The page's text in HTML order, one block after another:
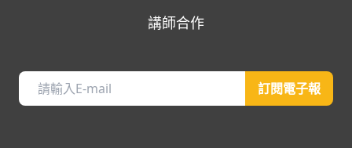
講師合作
訂閱電子報